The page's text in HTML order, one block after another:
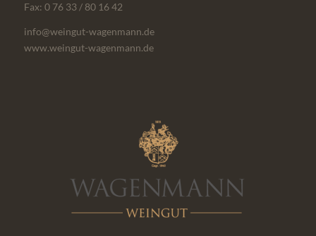
Fax: 0 76 33 / 80 16 42
info@weingut-wagenmann.de
www.weingut-wagenmann.de